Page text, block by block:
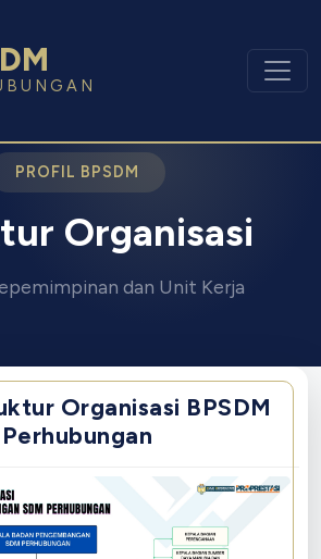
PROFIL BPSDM
Organisasi
dan Unit Kerja
Organisasi BPSDM
Perhubungan